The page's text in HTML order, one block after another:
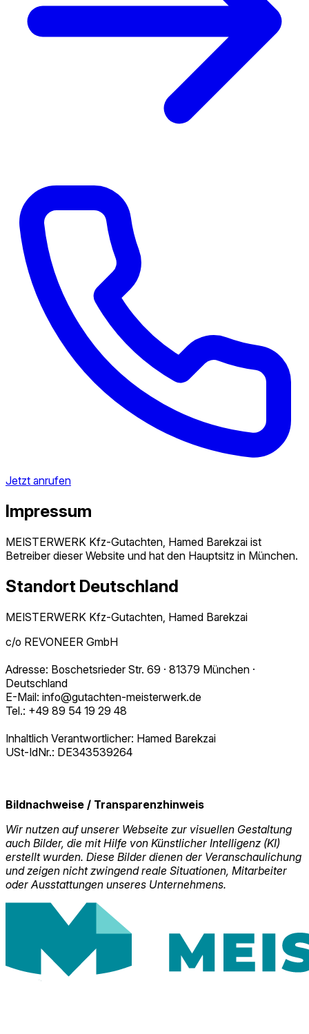
Jetzt anrufen
Impressum
MEISTERWERK Kfz-Gutachten, Hamed Barekzai ist
Betreiber dieser Website und hat den Hauptsitz in München.
Standort Deutschland
MEISTERWERK Kfz-Gutachten, Hamed Barekzai
c/o REVONEER GmbH
Adresse: Boschetsrieder Str. 69 · 81379 München ·
Deutschland
E-Mail: info@gutachten-meisterwerk.de
Tel.: +49 89 54 19 29 48
Inhaltlich Verantwortlicher: Hamed Barekzai
USt-IdNr.: DE343539264
Bildnachweise / Transparenzhinweis
Wir nutzen auf unserer Webseite zur visuellen Gestaltung
auch Bilder, die mit Hilfe von Künstlicher Intelligenz (KI)
erstellt wurden. Diese Bilder dienen der Veranschaulichung
und zeigen nicht zwingend reale Situationen, Mitarbeiter
oder Ausstattungen unseres Unternehmens.